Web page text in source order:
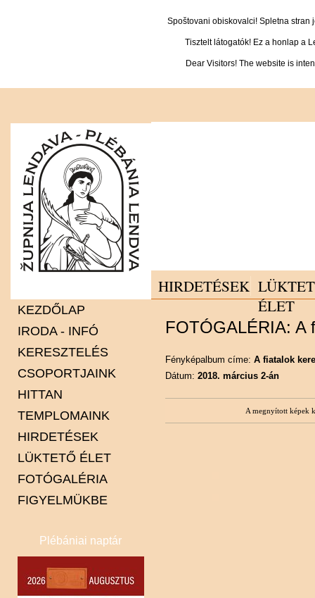
Spoštovani obiskovalci! Spletna
Tisztelt látogatók! Ez a honlap a
Dear Visitors! The website is
HIRDETÉSEK
ÉLET
KEZDŐLAP
IRODA - INFÓ
KERESZTELÉS
CSOPORTJAINK
Karitász
Minisztránsok
Pasztorális tanács
Spiritus Gaudi énekkar
HITTAN
TEMPLOMAINK
Alsólakos
Csente
Felsőlakos
Gyertyános
Kót
Petesháza
HIRDETÉSEK
LÜKTETŐ ÉLET
FOTÓGALÉRIA
FIGYELMÜKBE
Plébániai naptár
FOTÓGALÉRIA: A
Fényképalbum címe: A fiatalok
Dátum: 2018. március 2-án
A megnyított képek